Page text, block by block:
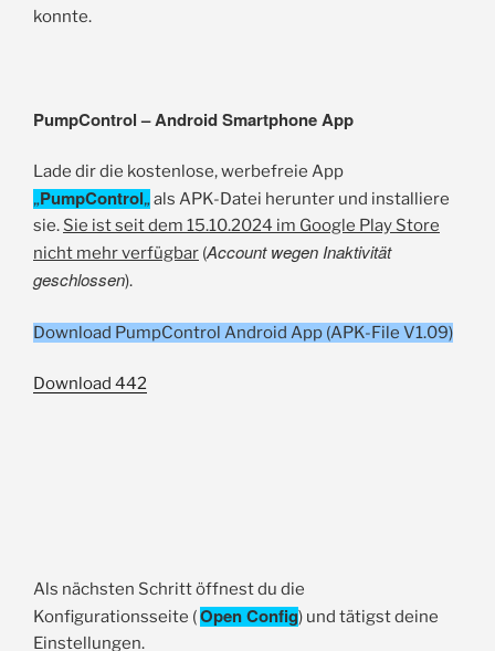
konnte.
PumpControl – Android Smartphone App
Lade dir die kostenlose, werbefreie App
„PumpControl„als APK-Datei herunter und installiere
sie. Sie ist seit dem 15.10.2024 im Google Play Store
nicht mehr verfügbar (Account wegen Inaktivität
geschlossen).
Download PumpControl Android App (APK-File V1.09)
Download 442
Als nächsten Schritt öffnest du die
Konfigurationsseite (Open Config) und tätigst deine
Einstellungen.